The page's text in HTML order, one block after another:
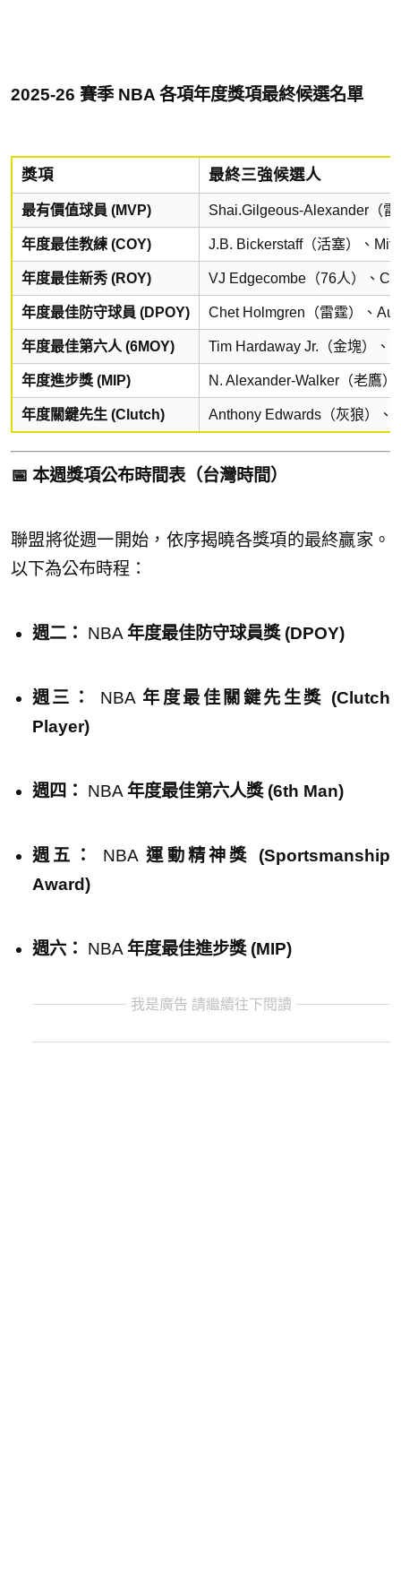
2025-26 賽季 NBA 各項年度獎項最終候選名單
獎項 最終三強候選人
最有價值球員 (MVP) Shai.Gilgeous-Alexander（
年度最佳教練 (COY) J.B. Bickerstaff（活塞）、
年度最佳新秀 (ROY) VJ Edgecombe（76人）、
年度最佳防守球員 (DPOY) Chet Holmgren（雷霆）、
年度最佳第六人 (6MOY) Tim Hardaway Jr.（金塊）、
年度進步獎 (MIP) N. Alexander-Walker（老鷹
年度關鍵先生 (Clutch) Anthony Edwards（灰狼）、
📅 本週獎項公布時間表（台灣時間）
聯盟將從週一開始，依序揭曉各獎項的最終贏家。
以下為公布時程：
週二 ： NBA 年度最佳防守球員獎 (DPOY)
週三： NBA年度最佳關鍵先生獎 (Clutch
Player)
週四： NBA 年度最佳第六人獎 (6th Man)
週五： NBA運動精神獎 (Sportsmanship
Award)
週六： NBA 年度最佳進步獎(MIP)
我是廣告 請繼續往下閱讀